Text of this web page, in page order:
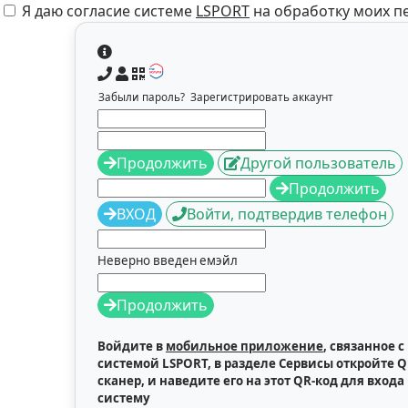
Я даю согласие системе LSPORT на обработку моих
Забыли пароль? Зарегистрировать аккаунт
Продолжить
Другой пользователь
Продолжить
ВХОД
Войти, подтвердив телефон
Неверно введен емэйл
Продолжить
Войдите в мобильное приложение, связанное с
системой LSPORT, в разделе Сервисы откройте
сканер, и наведите его на этот QR-код для входа
систему